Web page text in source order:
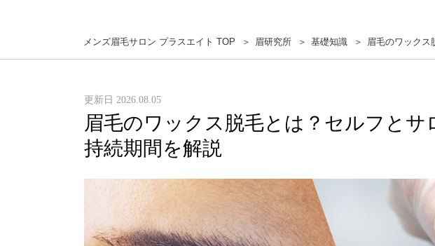
メンズ眉毛サロン プラスエイト TOP 眉研究所 基礎知識 眉毛のワックス
更新日 2026.08.05
眉毛のワックス脱毛とは？セルフとサ
持続期間を解説